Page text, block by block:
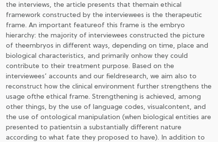
the interviews, the article presents that themain ethical
framework constructed by the interviewees is the therapeutic
frame. An important featureof this frame is the embryo
hierarchy: the majority of interviewees constructed the picture
of theembryos in different ways, depending on time, place and
biological characteristics, and primarily onhow they could
contribute to their treatment purpose. Based on the
interviewees’ accounts and our fieldresearch, we aim also to
reconstruct how the clinical environment further strengthens the
usage ofthe ethical frame. Strengthening is achieved, among
other things, by the use of language codes, visualcontent, and
the use of ontological manipulation (when biological entities are
presented to patientsin a substantially different nature
according to what fate they proposed to have). In addition to